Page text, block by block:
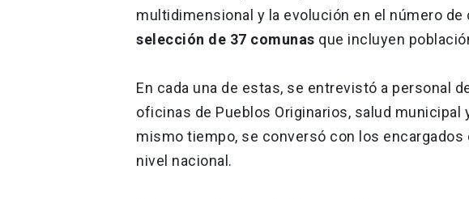
multidimensional y la evolución en el número de
selección de 37 comunas que incluyen
En cada una de estas, se entrevistó a personal
oficinas de Pueblos Originarios, salud municipal
mismo tiempo, se conversó con los encargados
nivel nacional.